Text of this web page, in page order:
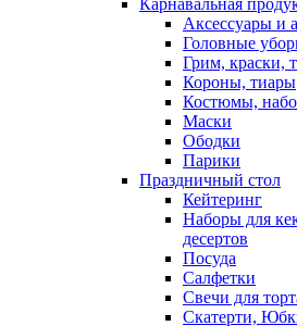
Карнавальная
Аксессуары и
Головные
Грим, краски,
Короны, тиары
Костюмы,
Маски
Ободки
Парики
Праздничный стол
Кейтеринг
Наборы для
десертов
Посуда
Салфетки
Свечи для
Скатерти,